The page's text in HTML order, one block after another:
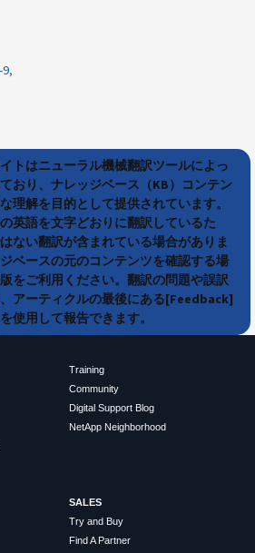
トはニューラル機械翻訳ツールによっ
おり、ナレッジベース（KB）コンテン
理解を目的として提供されています。
英語を文字どおりに翻訳しているた
ない翻訳が含まれている場合がありま
ベースの元のコンテンツを確認する場
をご利用ください。翻訳の問題や誤訳
アーティクルの最後にある[Feedback]
使用して報告できます。
Training
Community
Digital Support Blog
NetApp Neighborhood
SALES
Try and Buy
Find A Partner